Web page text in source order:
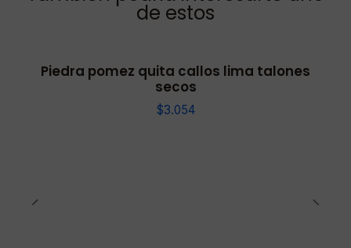
de estos
Piedra pomez quita callos lima talones
secos
$3.054